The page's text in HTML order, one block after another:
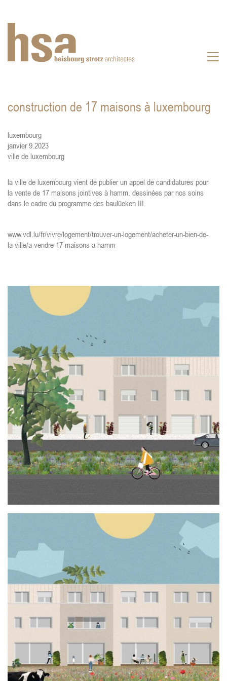
construction de 17 maisons à luxembourg
luxembourg
janvier 9.2023
ville de luxembourg
la ville de luxembourg vient de publier un appel de candidatures pour
la vente de 17 maisons jointives à hamm, dessinées par nos soins
dans le cadre du programme des baulücken III.
www.vdl.lu/fr/vivre/logement/trouver-un-logement/acheter-un-bien-de-
la-ville/a-vendre-17-maisons-a-hamm